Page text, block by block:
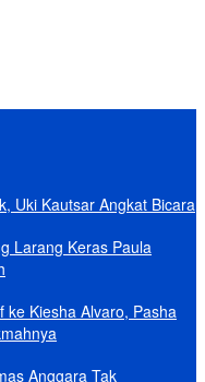
Uki Kautsar Angkat Bicara
Larang Keras Paula
ke Kiesha Alvaro, Pasha
Anggara Tak